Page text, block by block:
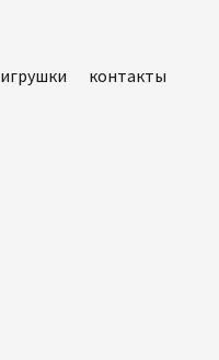
игрушки контакты